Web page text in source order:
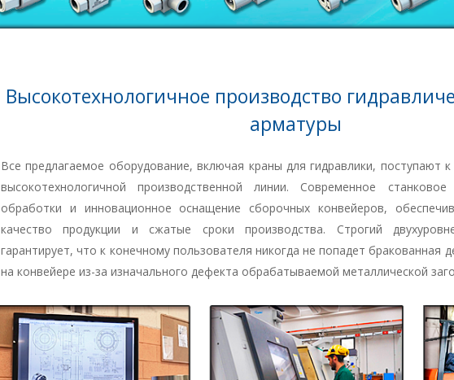
Высокотехнологичное производство
арматуры
Все предлагаемое оборудование, включая краны для гидравлики, поступают
высокотехнологичной производственной линии. Современное
обработки и инновационное оснащение сборочных конвейеров,
качество продукции и сжатые сроки производства. Строгий
гарантирует, что к конечному пользователя никогда не попадет бракованная
на конвейере из-за изначального дефекта обрабатываемой металлической